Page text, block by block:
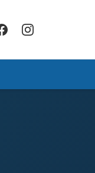
FacebookInstagram